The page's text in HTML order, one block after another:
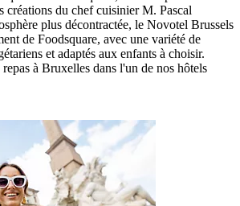
créations du chef cuisinier M. Pascal
plus décontractée, le Novotel Brussels
de Foodsquare, avec une variété de
et adaptés aux enfants à choisir.
à Bruxelles dans l'un de nos hôtels